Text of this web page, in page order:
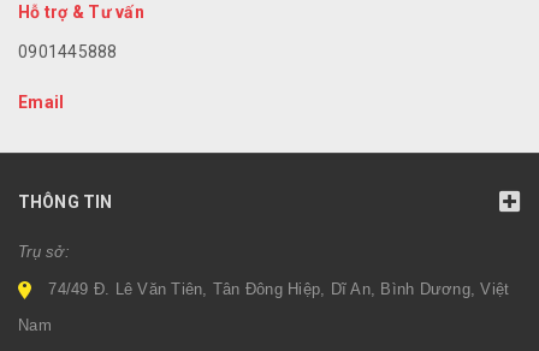
Hỗ trợ & Tư vấn
0901445888
Email
THÔNG TIN
Trụ sở:
74/49 Đ. Lê Văn Tiên, Tân Đông Hiệp, Dĩ An, Bình Dương, Việt
Nam